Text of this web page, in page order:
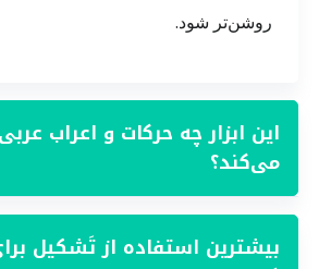
روشن‌تر شود.
این ابزار چه حرکات و اعراب
می‌کند؟
بیشترین استفاده از تَشکيل